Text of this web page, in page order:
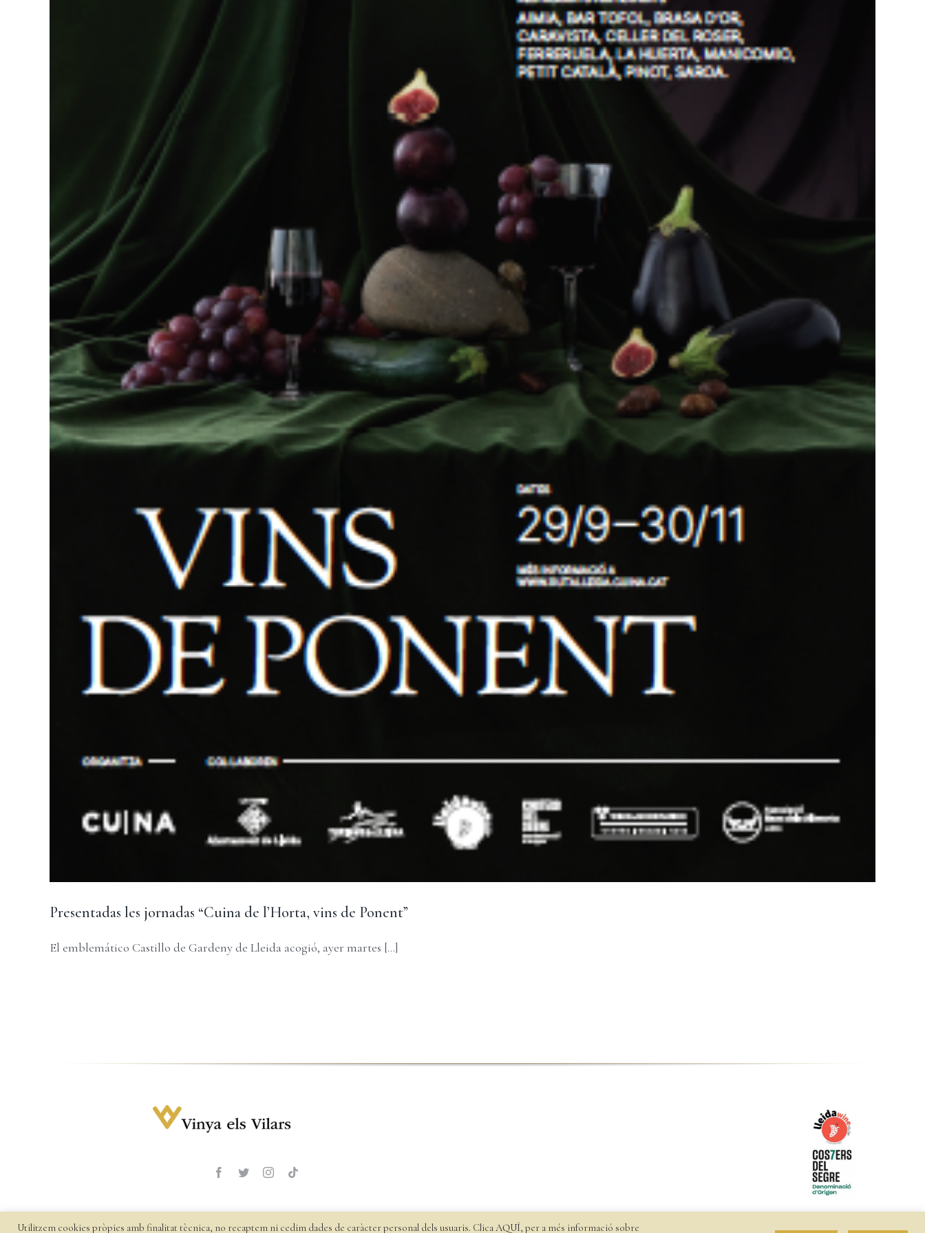
Presentadas les jornadas “Cuina de l’Horta, vins de Ponent”
El emblemático Castillo de Gardeny de Lleida acogió, ayer martes [...]
Utilitzem cookies pròpies amb finalitat tècnica, no recaptem ni cedim dades de caràcter personal dels usuaris. ClicaAQUÍ, per a més informació sobre